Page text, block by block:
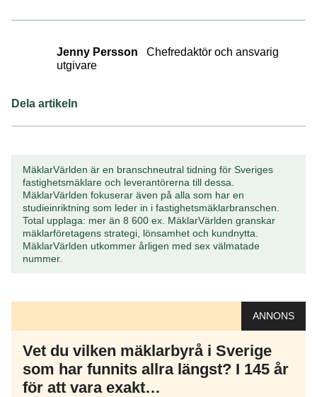
Jenny Persson
Chefredaktör och ansvarig
utgivare
Dela artikeln
MäklarVärlden är en branschneutral tidning för Sveriges
fastighetsmäklare och leverantörerna till dessa.
MäklarVärlden fokuserar även på alla som har en
studieinriktning som leder in i fastighetsmäklarbranschen.
Total upplaga: mer än 8 600 ex. MäklarVärlden granskar
mäklarföretagens strategi, lönsamhet och kundnytta.
MäklarVärlden utkommer årligen med sex välmatade
nummer.
ANNONS
Vet du vilken mäklarbyrå i Sverige
som har funnits allra längst? I 145 år
för att vara exakt…